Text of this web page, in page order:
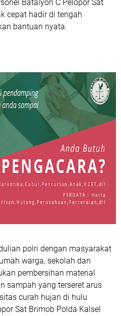
Batalyon C Pelopor Sat
cepat hadir di tengah
bantuan nyata.
polri dengan masyarakat
warga, sekolah dan
pembersihan material
sampah yang terseret arus
curah hujan di hulu
Sat Brimob Polda Kalsel